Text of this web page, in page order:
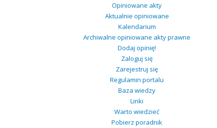
Opiniowane akty
Aktualnie opiniowane
Kalendarium
Archiwalne opiniowane akty prawne
Dodaj opinię!
Zaloguj się
Zarejestruj się
Regulamin portalu
Baza wiedzy
Linki
Warto wiedzieć
Pobierz poradnik